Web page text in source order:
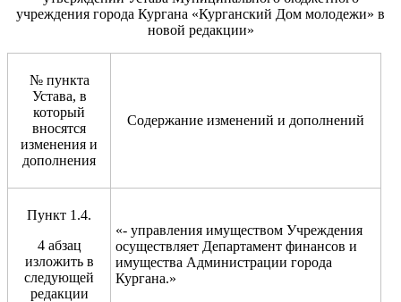
учреждения города Кургана «Курганский Дом молодежи» в
новой редакции»
№ пункта
Устава, в
который
вносятся
изменения и
дополнения
Содержание изменений и дополнений
Пункт 1.4.
4 абзац
изложить в
следующей
редакции
«- управления имуществом Учреждения
осуществляет Департамент финансов и
имущества Администрации города
Кургана.»